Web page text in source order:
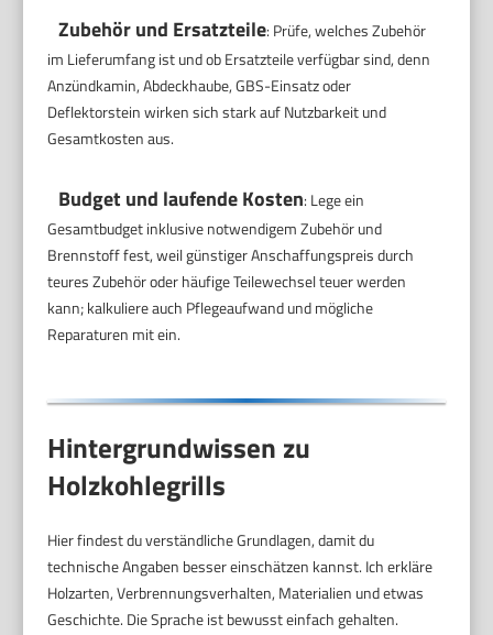
Zubehör und Ersatzteile: Prüfe, welches Zubehör
im Lieferumfang ist und ob Ersatzteile verfügbar sind, denn
Anzündkamin, Abdeckhaube, GBS-Einsatz oder
Deflektorstein wirken sich stark auf Nutzbarkeit und
Gesamtkosten aus.
Budget und laufende Kosten: Lege ein
Gesamtbudget inklusive notwendigem Zubehör und
Brennstoff fest, weil günstiger Anschaffungspreis durch
teures Zubehör oder häufige Teilewechsel teuer werden
kann; kalkuliere auch Pflegeaufwand und mögliche
Reparaturen mit ein.
Hintergrundwissen zu
Holzkohlegrills
Hier findest du verständliche Grundlagen, damit du
technische Angaben besser einschätzen kannst. Ich erkläre
Holzarten, Verbrennungsverhalten, Materialien und etwas
Geschichte. Die Sprache ist bewusst einfach gehalten.